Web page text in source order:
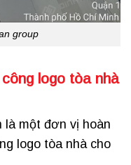
group
logo tòa nhà
là một đơn vị hoàn
logo tòa nhà cho